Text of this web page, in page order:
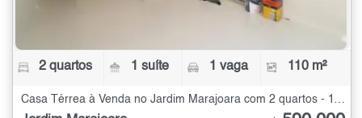
2 quartos 1 suíte 1 vaga 110 m²
Casa Térrea à Venda no Jardim Marajoara com 2 quartos - 110 m²